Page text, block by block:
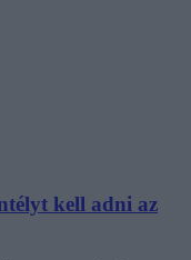
kell adni az